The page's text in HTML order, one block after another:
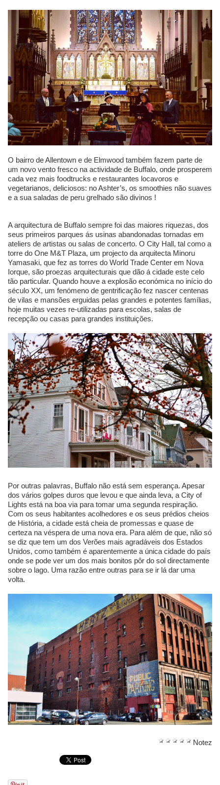
O bairro de Allentown e de Elmwood também fazem parte de
um novo vento fresco na actividade de Buffalo, onde prosperem
cada vez mais foodtrucks e restaurantes locavoros e
vegetarianos, deliciosos: no Ashter’s, os smoothies não suaves
e a sua saladas de peru grelhado são divinos !
A arquitectura de Buffalo sempre foi das maiores riquezas, dos
seus primeiros parques ás usinas abandonadas tornadas em
ateliers de artistas ou salas de concerto. O City Hall, tal como a
torre do One M&T Plaza, um projecto da arquitecta Minoru
Yamasaki, que fez as torres do World Trade Center em Nova
Iorque, são proezas arquitecturais que dão á cidade este celo
tão particular. Quando houve a explosão económica no início do
século XX, um fenómeno de gentrificação fez nascer centenas
de vilas e mansões erguidas pelas grandes e potentes famílias,
hoje muitas vezes re-utilizadas para escolas, salas de
recepção ou casas para grandes instituições.
Por outras palavras, Buffalo não está sem esperança. Apesar
dos vários golpes duros que levou e que ainda leva, a City of
Lights está na boa via para tomar uma segunda respiração.
Com os seus habitantes acolhedores e os seus prédios cheios
de História, a cidade está cheia de promessas e quase de
certeza na véspera de uma nova era. Para além de que, não só
se diz que tem um dos Verões mais agradáveis dos Estados
Unidos, como também é aparentemente a única cidade do país
onde se pode ver um dos mais bonitos pôr do sol directamente
sobre o lago. Uma razão entre outras para se ir lá dar uma
volta.
Notez